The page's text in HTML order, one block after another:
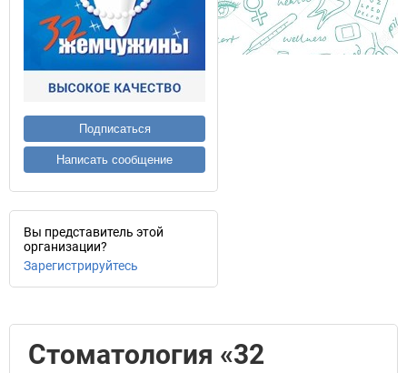
Подписаться
Написать сообщение
Вы представитель этой
организации?
Зарегистрируйтесь
Стоматология «32